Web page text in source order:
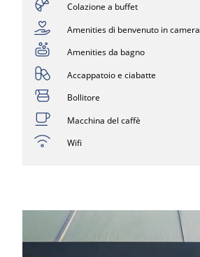
Colazione a buffet
Amenities di benvenuto in camera
Amenities da bagno
Accappatoio e ciabatte
Bollitore
Macchina del caffè
Wifi